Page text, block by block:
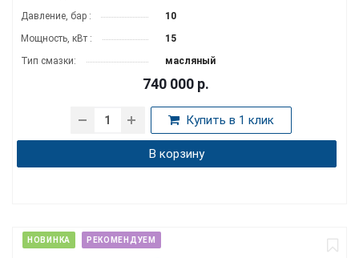
Давление, бар :
10
Мощность, кВт :
15
Тип смазки:
масляный
740 000 р.
Купить в 1 клик
В корзину
НОВИНКА РЕКОМЕНДУЕМ